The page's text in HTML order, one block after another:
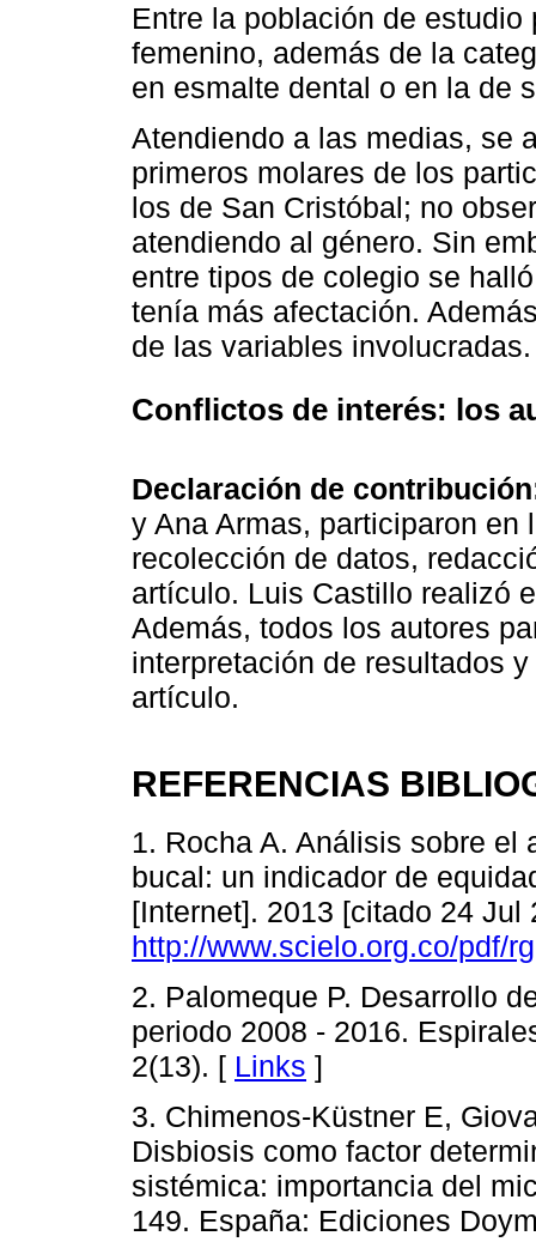
Entre la población de
femenino, además de la
en esmalte dental o en la de
Atendiendo a las medias, se
primeros molares de los
los de San Cristóbal; no
atendiendo al género. Sin
entre tipos de colegio se
tenía más afectación.
de las variables involucradas.
Conflictos de interés: los
Declaración de
y Ana Armas, participaron
recolección de datos,
artículo. Luis Castillo realizó
Además, todos los autores
interpretación de resultados
artículo.
REFERENCIAS
1. Rocha A. Análisis sobre
bucal: un indicador de
[Internet]. 2013 [citado 24
http://www.scielo.org.co/pdf/
2. Palomeque P. Desarrollo
periodo 2008 - 2016.
2(13). [ Links ]
3. Chimenos-Küstner E,
Disbiosis como factor
sistémica: importancia del
149. España: Ediciones